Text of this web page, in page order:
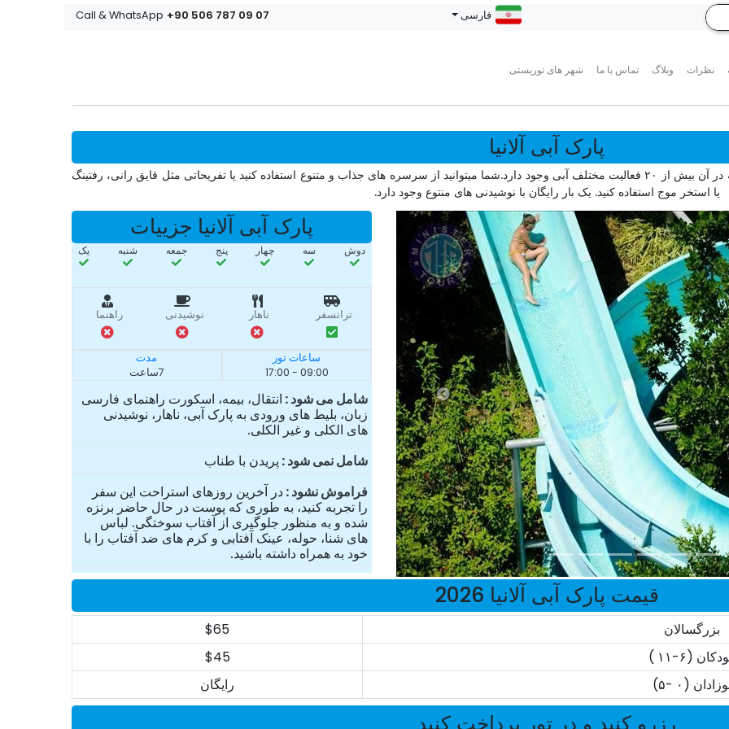
نظرات وبلاگ تماس با ما شهر های توریستی
فارسی Call & WhatsApp +90 506 787 09 07
پارک آبی آلانیا
پارک آبی آلانیا از هیجان انگیز ترین تفریحات این شهر است، که در آن بیش از ۲۰ فعالیت مختلف آبی وجود دارد.شما میتوانید از سرسره های جذاب و متنوع استفاده کنید یا تفریحاتی مثل قایق رانی، رفتینگ
یا استخر موج استفاده کنید. یک بار رایگان با نوشیدنی های منتوع وجود دارد.
پارک آبی آلانیا جزییات
دوش سه‌ چهار پنج جمعه شنبه یک
ترانسفر ناهار نوشیدنی راهنما
ساعات تور
09:00 - 17:00
مدت
7ساعت
شامل می شود انتقال، بیمه، اسکورت راهنمای فارسی
زبان، بلیط های ورودی به پارک آبی، ناهار، نوشیدنی
های الکلی و غیر الکلی.
شامل نمی شود پریدن با طناب
فراموش نشود در آخرین روزهای استراحت این سفر
را تجربه کنید، به طوری که پوست در حال حاضر برنزه
شده و به منظور جلوگیری از آفتاب سوختگی. لباس
های شنا، حوله، عینک آفتابی و کرم های ضد آفتاب را با
خود به همراه داشته باشید.
قیمت پارک آبی آلانیا 2026
بزرگسالان
$65
(۶-۱۱ )
$45
(۰ -۵)
رایگان